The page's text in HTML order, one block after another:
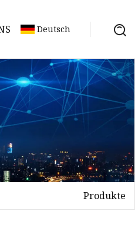
Deutsch
Produkte